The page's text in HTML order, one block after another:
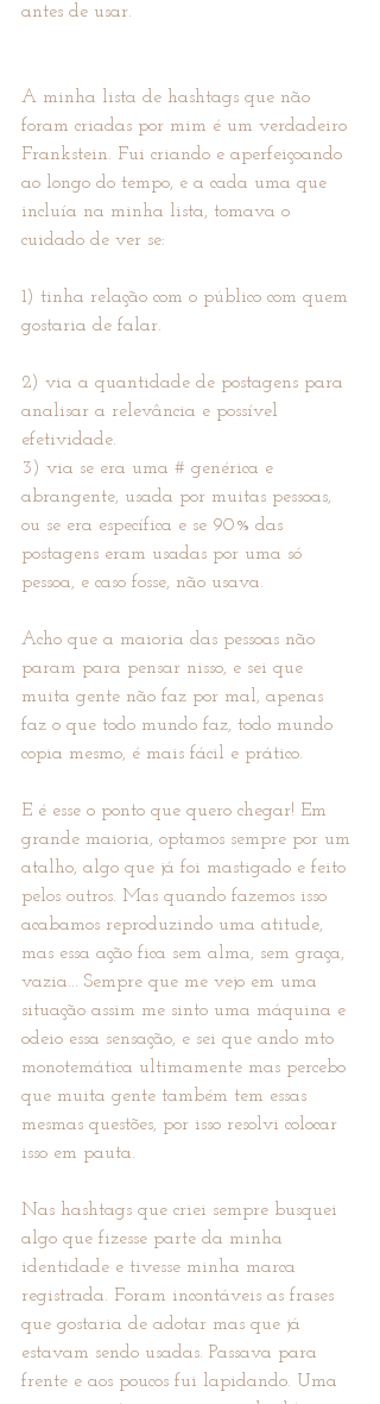
antes de usar.
A minha lista de hashtags que não
foram criadas por mim é um verdadeiro
Frankstein. Fui criando e aperfeiçoando
ao longo do tempo, e a cada uma que
incluía na minha lista, tomava o
cuidado de ver se:
1) tinha relação com o público com quem
gostaria de falar.
2) via a quantidade de postagens para
analisar a relevância e possível
efetividade.
3) via se era uma # genérica e
abrangente, usada por muitas pessoas,
ou se era específica e se 90% das
postagens eram usadas por uma só
pessoa, e caso fosse, não usava.
Acho que a maioria das pessoas não
param para pensar nisso, e sei que
muita gente não faz por mal, apenas
faz o que todo mundo faz, todo mundo
copia mesmo, é mais fácil e prático.
E é esse o ponto que quero chegar! Em
grande maioria, optamos sempre por um
atalho, algo que já foi mastigado e feito
pelos outros. Mas quando fazemos isso
acabamos reproduzindo uma atitude,
mas essa ação fica sem alma, sem graça,
vazia... Sempre que me vejo em uma
situação assim me sinto uma máquina e
odeio essa sensação, e sei que ando mto
monotemática ultimamente mas percebo
que muita gente também tem essas
mesmas questões, por isso resolvi colocar
isso em pauta.
Nas hashtags que criei sempre busquei
algo que fizesse parte da minha
identidade e tivesse minha marca
registrada. Foram incontáveis as frases
que gostaria de adotar mas que já
estavam sendo usadas. Passava para
frente e aos poucos fui lapidando. Uma